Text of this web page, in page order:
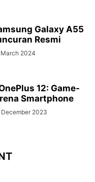
Galaxy A55
Resmi
2024
12: Game-
Smartphone
December 2023